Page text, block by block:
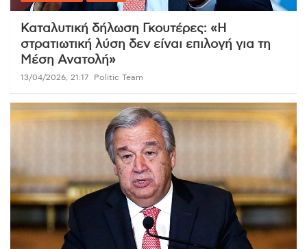
Καταλυτική δήλωση Γκουτέρες: «Η
στρατιωτική λύση δεν είναι επιλογή για τη
Μέση Ανατολή»
13/04/2026, 21:17 Politic Team